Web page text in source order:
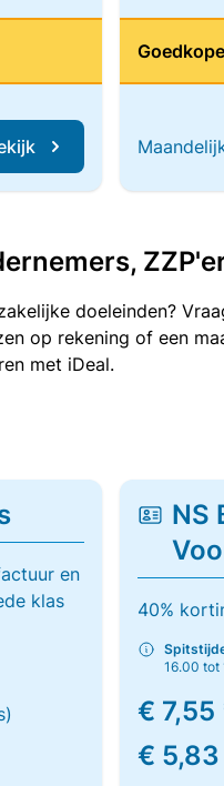
doeleinden?
op rekening of een
met iDeal.
en
klas
NS
40%
16.00 tot
€
€